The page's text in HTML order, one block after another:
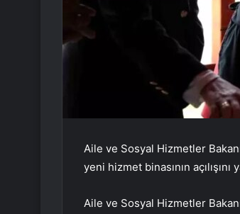
Aile ve Sosyal Hizmetler
yeni hizmet binasının
Aile ve Sosyal Hizmetler